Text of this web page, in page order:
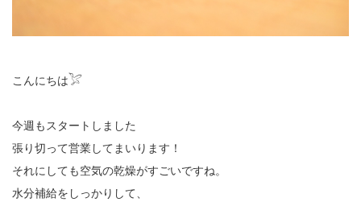
こんにちは𓅯
今週もスタートしました
張り切って営業してまいります！
それにしても空気の乾燥がすごいですね。
水分補給をしっかりして、